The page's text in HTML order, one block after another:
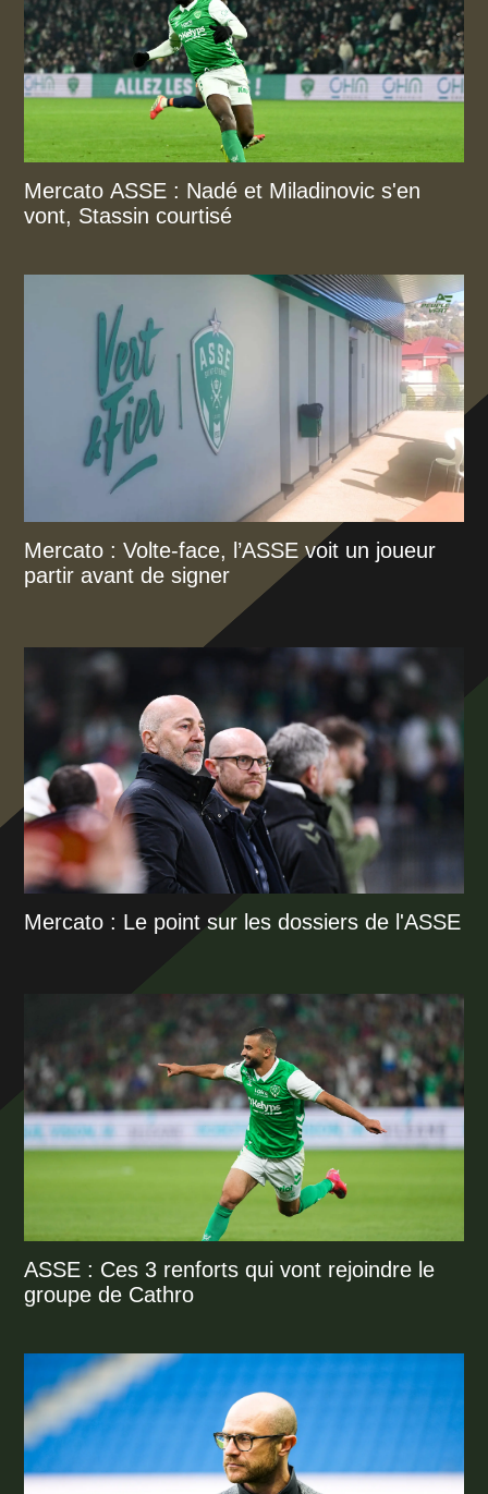
Mercato ASSE : Nadé et Miladinovic s'en
vont, Stassin courtisé
Mercato : Volte-face, l’ASSE voit un joueur
partir avant de signer
Mercato : Le point sur les dossiers de l'ASSE
ASSE : Ces 3 renforts qui vont rejoindre le
groupe de Cathro